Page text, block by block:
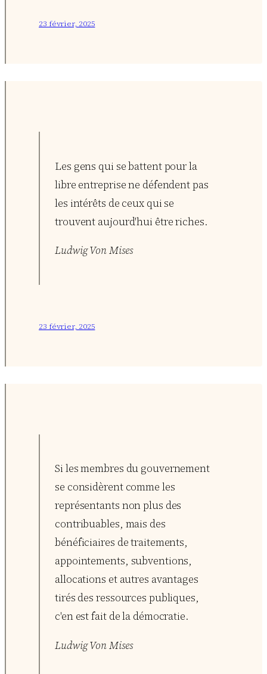
23 février, 2025
Les gens qui se battent pour la
libre entreprise ne défendent pas
les intérêts de ceux qui se
trouvent aujourd'hui être riches.
Ludwig Von Mises
23 février, 2025
Si les membres du gouvernement
se considèrent comme les
représentants non plus des
contribuables, mais des
bénéficiaires de traitements,
appointements, subventions,
allocations et autres avantages
tirés des ressources publiques,
c'en est fait de la démocratie.
Ludwig Von Mises